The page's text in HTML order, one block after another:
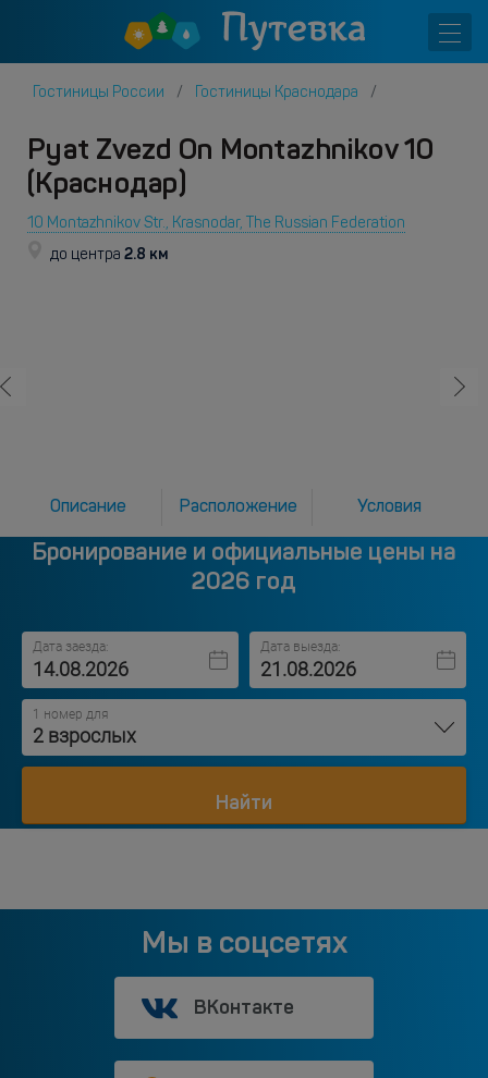
Гостиницы России Гостиницы Краснодара
Pyat Zvezd On Montazhnikov 10
(Краснодар)
10 Montazhnikov Str., Krasnodar, The Russian Federation
до центра 2.8 км
Описание Расположение Условия
Бронирование и официальные цены на
2026 год
Дата заезда: Дата выезда:
1 номер для
2 взрослых
Найти
Мы в соцсетях
ВКонтакте